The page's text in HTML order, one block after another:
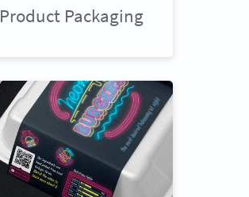
Product Packaging